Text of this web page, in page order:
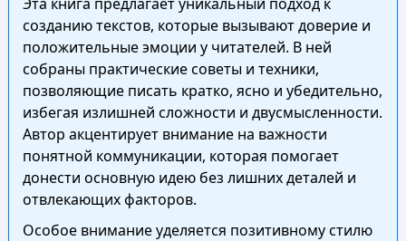
созданию текстов, которые вызывают доверие и
положительные эмоции у читателей. В ней
собраны практические советы и техники,
позволяющие писать кратко, ясно и убедительно,
избегая излишней сложности и двусмысленности.
Автор акцентирует внимание на важности
понятной коммуникации, которая помогает
донести основную идею без лишних деталей и
отвлекающих факторов.
Особое внимание уделяется позитивному стилю